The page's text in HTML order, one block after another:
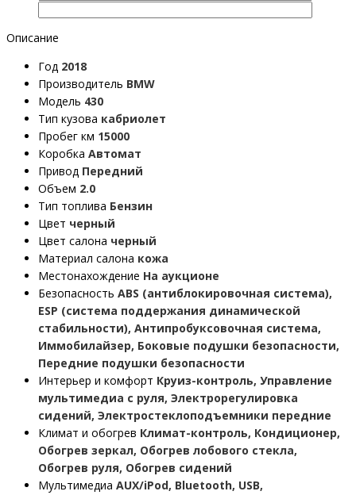
Описание
Год 2018
Производитель BMW
Модель 430
Тип кузова кабриолет
Пробег км 15000
Коробка Автомат
Привод Передний
Объем 2.0
Тип топлива Бензин
Цвет черный
Цвет салона черный
Материал салона кожа
Местонахождение На аукционе
Безопасность ABS (антиблокировочная система),
ESP (система поддержания динамической
стабильности), Антипробуксовочная система,
Иммобилайзер, Боковые подушки безопасности,
Передние подушки безопасности
Интерьер и комфорт Круиз-контроль, Управление
мультимедиа с руля, Электрорегулировка
сидений, Электростеклоподъемники передние
Климат и обогрев Климат-контроль, Кондиционер,
Обогрев зеркал, Обогрев лобового стекла,
Обогрев руля, Обогрев сидений
Мультимедиа AUX/iPod, Bluetooth, USB,